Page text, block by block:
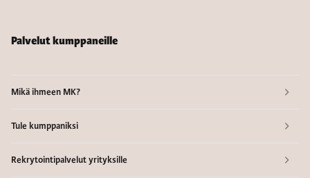
Palvelut kumppaneille
Mikä ihmeen MK?
Tule kumppaniksi
Rekrytointipalvelut yrityksille